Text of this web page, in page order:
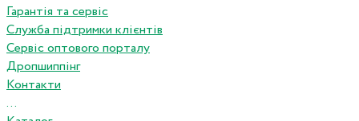
Гарантія та сервіс
Служба підтримки клієнтів
Сервіс оптового порталу
Дропшиппінг
Контакти
...